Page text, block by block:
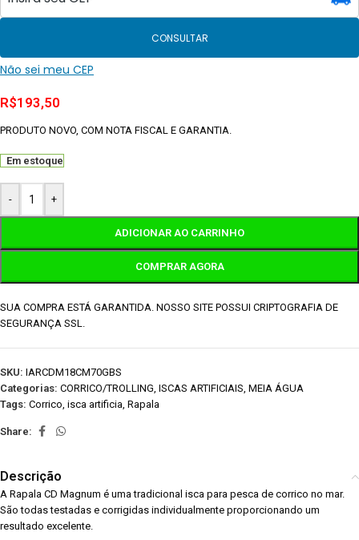
CONSULTAR
Não sei meu CEP
R$193,50
PRODUTO NOVO, COM NOTA FISCAL E GARANTIA.
Em estoque
- +
ADICIONAR AO CARRINHO
COMPRAR AGORA
SUA COMPRA ESTÁ GARANTIDA. NOSSO SITE POSSUI CRIPTOGRAFIA DE
SEGURANÇA SSL.
SKU: IARCDM18CM70GBS
Categorias: CORRICO/TROLLING, ISCAS ARTIFICIAIS, MEIA ÁGUA
Tags: Corrico, isca artificia, Rapala
Share:
Descrição
A Rapala CD Magnum é uma tradicional isca para pesca de corrico no mar.
São todas testadas e corrigidas individualmente proporcionando um
resultado excelente.